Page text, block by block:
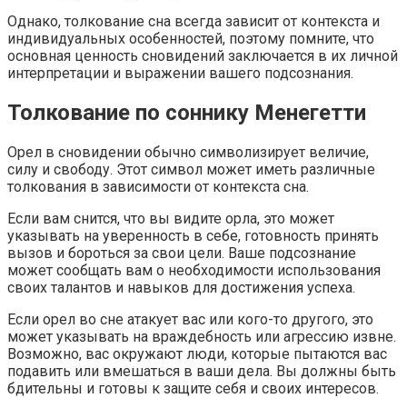
Однако, толкование сна всегда зависит от контекста и
индивидуальных особенностей, поэтому помните, что
основная ценность сновидений заключается в их личной
интерпретации и выражении вашего подсознания.
Толкование по соннику Менегетти
Орел в сновидении обычно символизирует величие,
силу и свободу. Этот символ может иметь различные
толкования в зависимости от контекста сна.
Если вам снится, что вы видите орла, это может
указывать на уверенность в себе, готовность принять
вызов и бороться за свои цели. Ваше подсознание
может сообщать вам о необходимости использования
своих талантов и навыков для достижения успеха.
Если орел во сне атакует вас или кого-то другого, это
может указывать на враждебность или агрессию извне.
Возможно, вас окружают люди, которые пытаются вас
подавить или вмешаться в ваши дела. Вы должны быть
бдительны и готовы к защите себя и своих интересов.